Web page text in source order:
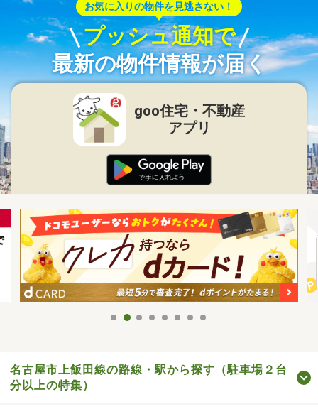
お気に入りの物件を見逃さない！
プッシュ通知で
最新の物件情報が届く
goo住宅・不動産
アプリ
名古屋市上飯田線の路線・駅から探す（駐車場２台
分以上の特集）